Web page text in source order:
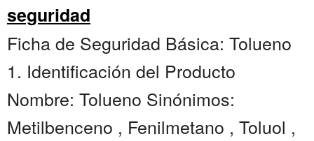
seguridad
Ficha de Seguridad Básica: Tolueno
1. Identificación del Producto
Nombre: Tolueno Sinónimos:
Metilbenceno , Fenilmetano , Toluol ,